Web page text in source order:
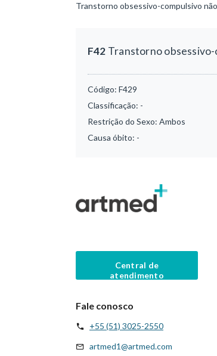
Transtorno obsessivo-compulsivo
F42 Transtorno
Código: F429
Classificação: -
Restrição do Sexo: Ambos
Causa óbito: -
Central de
atendimento
Fale conosco
+55 (51) 3025-2550
artmed1@artmed.com